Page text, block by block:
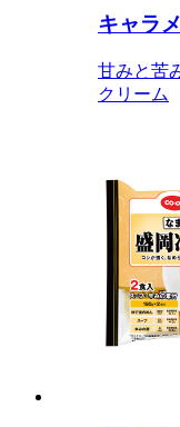
キャラ
甘みと苦
クリーム